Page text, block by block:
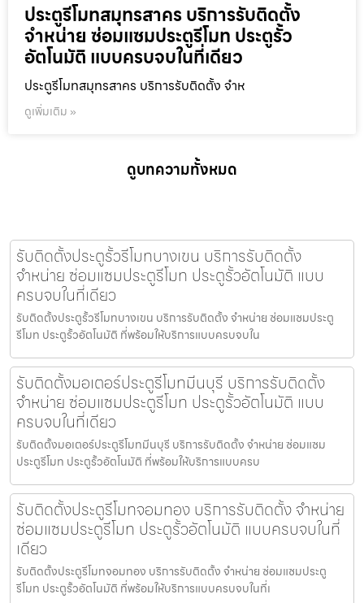
ประตูรีโมทสมุทรสาคร บริการรับติดตั้ง
จำหน่าย ซ่อมแซมประตูรีโมท ประตูรั้ว
อัตโนมัติ แบบครบจบในที่เดียว
ประตูรีโมทสมุทรสาคร บริการรับติดตั้ง จำห
ดูเพิ่มเติม »
ดูบทความทั้งหมด
รับติดตั้งประตูรั้วรีโมทบางเขน บริการรับติดตั้ง
จำหน่าย ซ่อมแซมประตูรีโมท ประตูรั้วอัตโนมัติ แบบ
ครบจบในที่เดียว
รับติดตั้งประตูรั้วรีโมทบางเขน บริการรับติดตั้ง จำหน่าย ซ่อมแซมประตู
รีโมท ประตูรั้วอัตโนมัติ ที่พร้อมให้บริการแบบครบจบใน
รับติดตั้งมอเตอร์ประตูรีโมทมีนบุรี บริการรับติดตั้ง
จำหน่าย ซ่อมแซมประตูรีโมท ประตูรั้วอัตโนมัติ แบบ
ครบจบในที่เดียว
รับติดตั้งมอเตอร์ประตูรีโมทมีนบุรี บริการรับติดตั้ง จำหน่าย ซ่อมแซม
ประตูรีโมท ประตูรั้วอัตโนมัติ ที่พร้อมให้บริการแบบครบ
รับติดตั้งประตูรีโมทจอมทอง บริการรับติดตั้ง จำหน่าย
ซ่อมแซมประตูรีโมท ประตูรั้วอัตโนมัติ แบบครบจบในที่
เดียว
รับติดตั้งประตูรีโมทจอมทอง บริการรับติดตั้ง จำหน่าย ซ่อมแซมประตู
รีโมท ประตูรั้วอัตโนมัติ ที่พร้อมให้บริการแบบครบจบในที่เ